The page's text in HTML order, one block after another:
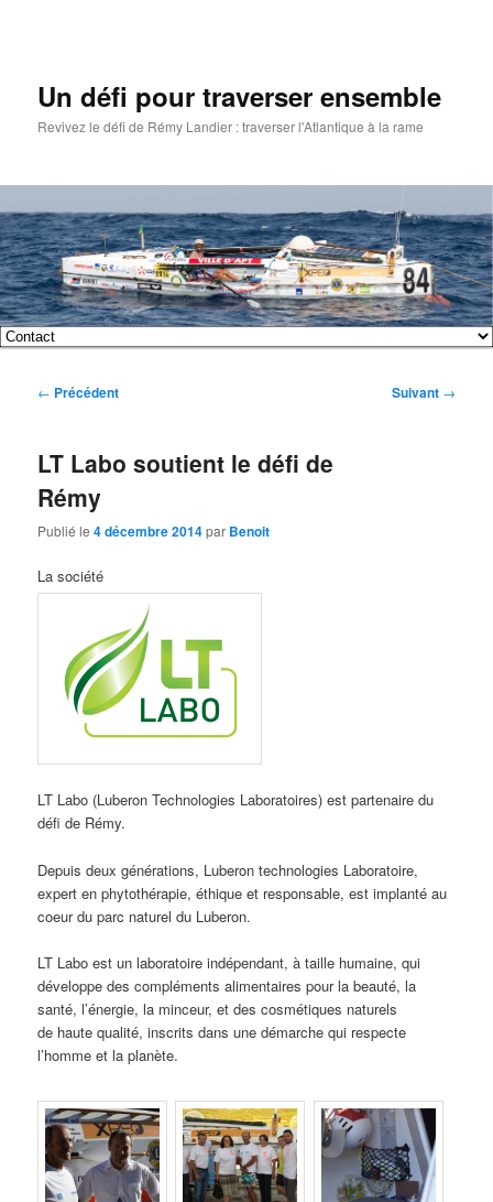
Un défi pour traverser ensemble
Revivez le défi de Rémy Landier : traverser l'Atlantique à la rame
Menu
Aller
au
principal
Aller
au
secondaire
Navigation
← Précédent Suivant →
LT Labo soutient le défi de
Rémy
Publié le4 décembre 2014par Benoit
La société
LT Labo (Luberon Technologies Laboratoires) est partenaire du
défi de Rémy.
Depuis deux générations, Luberon technologies Laboratoire,
expert en phytothérapie, éthique et responsable, est implanté au
coeur du parc naturel du Luberon.
LT Labo est un laboratoire indépendant, à taille humaine, qui
développe des compléments alimentaires pour la beauté, la
santé, l’énergie, la minceur, et des cosmétiques naturels
de haute qualité, inscrits dans une démarche qui respecte
l’homme et la planète.